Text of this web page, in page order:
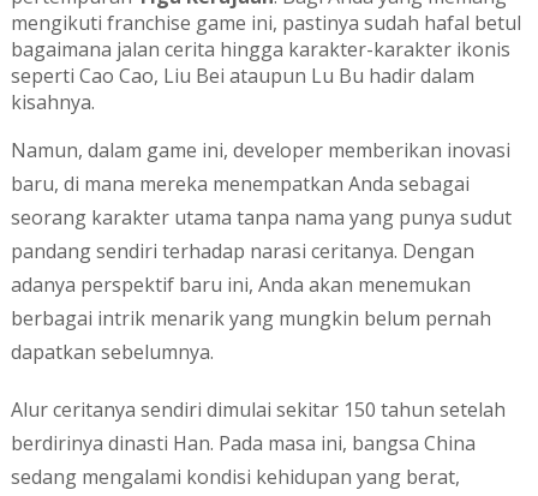
mengikuti franchise game ini, pastinya sudah hafal betul
bagaimana jalan cerita hingga karakter-karakter ikonis
seperti Cao Cao, Liu Bei ataupun Lu Bu hadir dalam
kisahnya.
Namun, dalam game ini, developer memberikan inovasi
baru, di mana mereka menempatkan Anda sebagai
seorang karakter utama tanpa nama yang punya sudut
pandang sendiri terhadap narasi ceritanya. Dengan
adanya perspektif baru ini, Anda akan menemukan
berbagai intrik menarik yang mungkin belum pernah
dapatkan sebelumnya.
Alur ceritanya sendiri dimulai sekitar 150 tahun setelah
berdirinya dinasti Han. Pada masa ini, bangsa China
sedang mengalami kondisi kehidupan yang berat,